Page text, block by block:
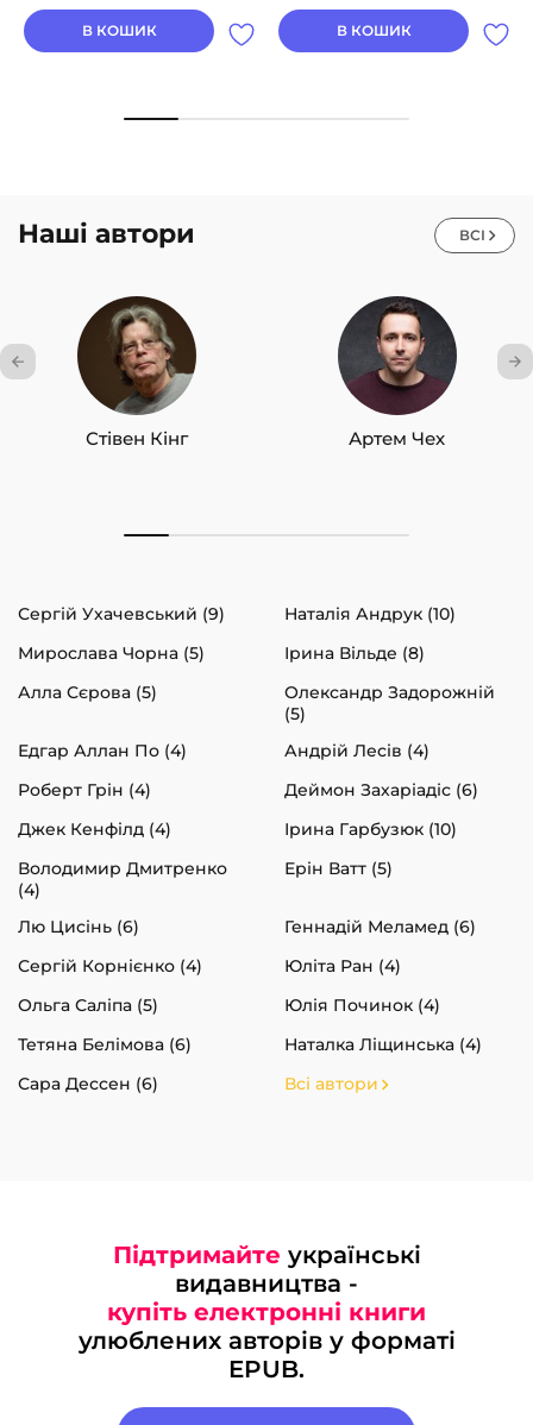
В КОШИК В КОШИК
Наші автори ВСІ
Стівен Кінг Артем Чех
Сергій Ухачевський (9)
Наталія Андрук (10)
Мирослава Чорна (5)
Ірина Вільде (8)
Алла Сєрова (5)
Олександр Задорожній
(5)
Едгар Аллан По (4)
Андрій Лесів (4)
Роберт Грін (4)
Деймон Захаріадіс (6)
Джек Кенфілд (4)
Ірина Гарбузюк (10)
Володимир Дмитренко
(4)
Ерін Ватт (5)
Лю Цисінь (6)
Геннадій Меламед (6)
Сергій Корнієнко (4)
Юліта Ран (4)
Ольга Саліпа (5)
Юлія Починок (4)
Тетяна Белімова (6)
Наталка Ліщинська (4)
Сара Дессен (6)
Всі автори
Підтримайте українські
видавництва -
купіть електронні книги
улюблених авторів у форматі
EPUB.